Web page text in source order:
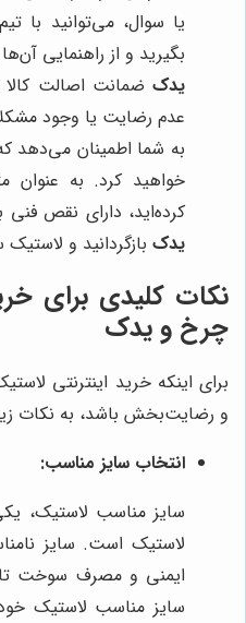
یا سوال، می‌توانید با
بگیرید و از راهنمایی
یدک ضمانت اصالت
عدم رضایت یا وجود
به شما اطمینان می‌دهد
خواهید کرد. به عنوان
کرده‌اید، دارای نقص فنی
یدک بازگردانید و
نکات کلیدی برای
چرخ و یدک
برای اینکه خرید اینترنتی
و رضایت‌بخش باشد، به نکات
انتخاب سایز مناسب:
سایز مناسب لاستیک،
لاستیک است. سایز
ایمنی و مصرف سوخت
سایز مناسب لاستیک